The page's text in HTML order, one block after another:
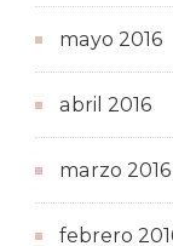
mayo 2016
abril 2016
marzo 2016
febrero